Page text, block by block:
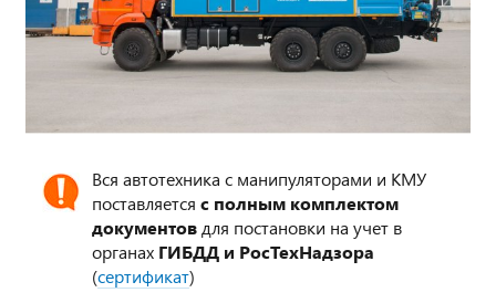
Вся автотехника с манипуляторами и КМУ
поставляется с полным комплектом
документов для постановки на учет в
органах ГИБДД и РосТехНадзора
(сертификат)